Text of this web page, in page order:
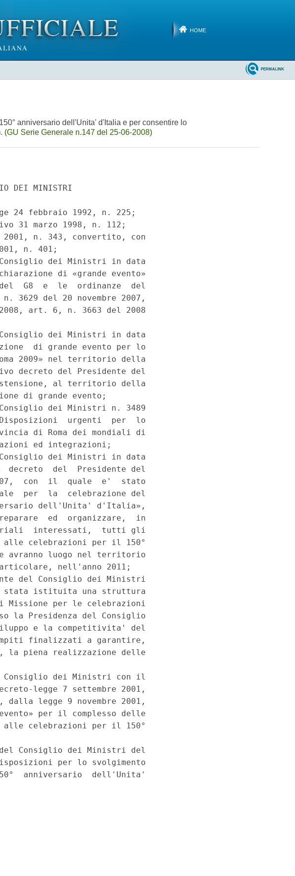
HOME
PERMALINK
anniversario dell'Unita' d'Italia e per consentire lo
(GU Serie Generale n.147 del 25-06-2008)